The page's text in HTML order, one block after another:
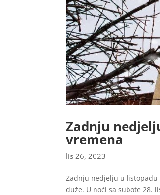
Zadnju
vremena
lis 26, 2023
Zadnju nedjelju u listopadu
duže. U noći sa subote 28.